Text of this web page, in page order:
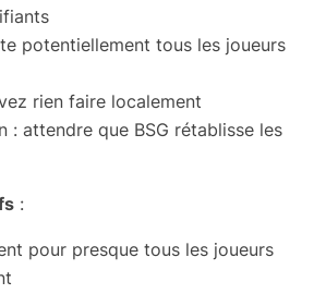
potentiellement tous les joueurs
rien faire localement
: attendre que BSG rétablisse les
:
pour presque tous les joueurs